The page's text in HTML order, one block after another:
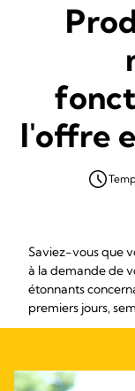
l'offre
Saviez-vous que
à la demande de
étonnants
premiers jours,